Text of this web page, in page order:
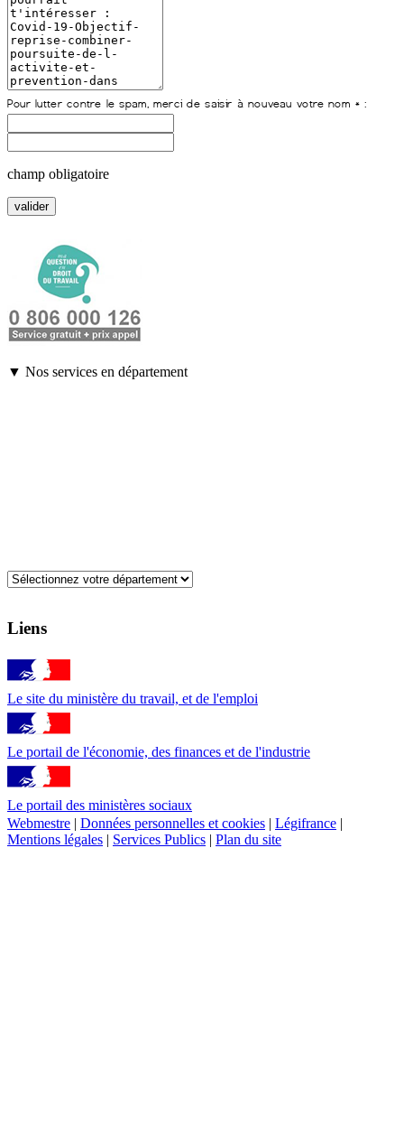
champ obligatoire
▼ Nos services en département
Liens
Le site du ministère du travail, et de l'emploi
Le portail de l'économie, des finances et de l'industrie
Le portail des ministères sociaux
Webmestre | Données personnelles et cookies | Légifrance |
Mentions légales | Services Publics | Plan du site